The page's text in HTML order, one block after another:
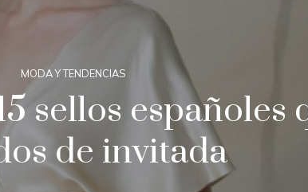
MODA Y TENDENCIAS
sellos españoles
de invitada